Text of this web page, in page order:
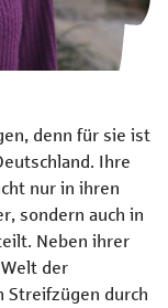
denn für sie ist
Ihre
nur in ihren
sondern auch in
Neben ihrer
der
Streifzügen durch